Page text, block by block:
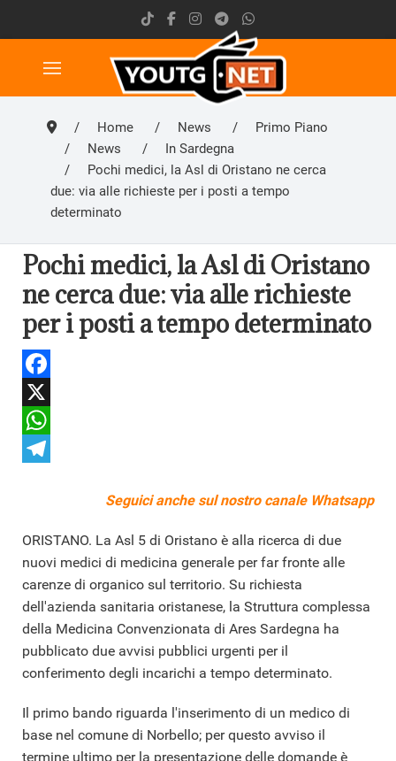
Home News
Primo Piano
News
In Sardegna
Pochi medici, la Asl di Oristano ne cerca
due: via alle richieste per i posti a tempo
determinato
Pochi medici, la Asl di Oristano
ne cerca due: via alle richieste
per i posti a tempo determinato
Facebook
X
WhatsApp
Seguici anche sul nostro canale Whatsapp
ORISTANO. La Asl 5 di Oristano è alla ricerca di due
nuovi medici di medicina generale per far fronte alle
carenze di organico sul territorio. Su richiesta
dell'azienda sanitaria oristanese, la Struttura complessa
della Medicina Convenzionata di Ares Sardegna ha
pubblicato due avvisi pubblici urgenti per il
conferimento degli incarichi a tempo determinato.
Il primo bando riguarda l'inserimento di un medico di
base nel comune di Norbello; per questo avviso il
termine ultimo per la presentazione delle domande è